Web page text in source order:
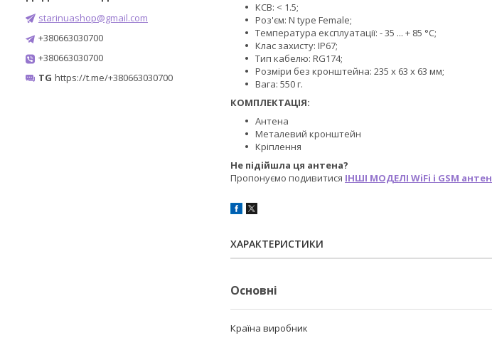
КСВ: < 1.5;
Роз'єм: N type Female;
Температура експлуатації: - 35 ... + 85 °С;
Клас захисту: IP67;
Тип кабелю: RG174;
Розміри без кронштейна: 235 x 63 x 63 мм;
Вага: 550 г.
КОМПЛЕКТАЦІЯ:
Антена
Металевий кронштейн
Кріплення
Не підійшла ця антена?
Пропонуємо подивитися ІНШІ МОДЕЛІ WiFi і GSM антен
ХАРАКТЕРИСТИКИ
Основні
Країна виробник
starinuashop@gmail.com
+380663030700
+380663030700
TG https://t.me/+380663030700